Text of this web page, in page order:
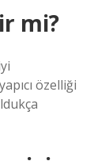
mi?
özelliği